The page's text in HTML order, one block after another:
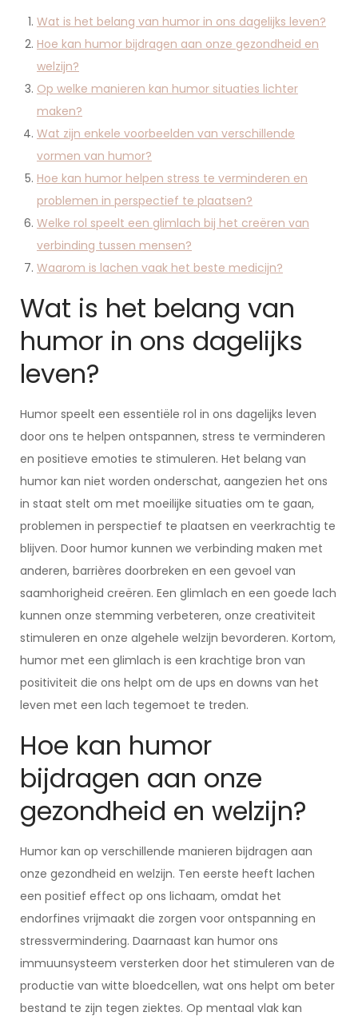
Wat is het belang van humor in ons dagelijks leven?
Hoe kan humor bijdragen aan onze gezondheid en
welzijn?
Op welke manieren kan humor situaties lichter
maken?
Wat zijn enkele voorbeelden van verschillende
vormen van humor?
Hoe kan humor helpen stress te verminderen en
problemen in perspectief te plaatsen?
Welke rol speelt een glimlach bij het creëren van
verbinding tussen mensen?
Waarom is lachen vaak het beste medicijn?
Wat is het belang van
humor in ons dagelijks
leven?
Humor speelt een essentiële rol in ons dagelijks leven
door ons te helpen ontspannen, stress te verminderen
en positieve emoties te stimuleren. Het belang van
humor kan niet worden onderschat, aangezien het ons
in staat stelt om met moeilijke situaties om te gaan,
problemen in perspectief te plaatsen en veerkrachtig te
blijven. Door humor kunnen we verbinding maken met
anderen, barrières doorbreken en een gevoel van
saamhorigheid creëren. Een glimlach en een goede lach
kunnen onze stemming verbeteren, onze creativiteit
stimuleren en onze algehele welzijn bevorderen. Kortom,
humor met een glimlach is een krachtige bron van
positiviteit die ons helpt om de ups en downs van het
leven met een lach tegemoet te treden.
Hoe kan humor
bijdragen aan onze
gezondheid en welzijn?
Humor kan op verschillende manieren bijdragen aan
onze gezondheid en welzijn. Ten eerste heeft lachen
een positief effect op ons lichaam, omdat het
endorfines vrijmaakt die zorgen voor ontspanning en
stressvermindering. Daarnaast kan humor ons
immuunsysteem versterken door het stimuleren van de
productie van witte bloedcellen, wat ons helpt om beter
bestand te zijn tegen ziektes. Op mentaal vlak kan